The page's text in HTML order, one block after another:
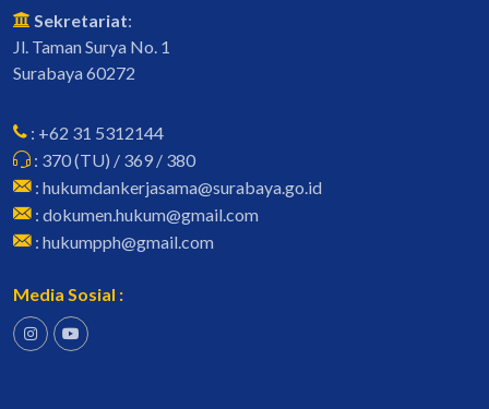
Sekretariat:
Jl. Taman Surya No. 1
Surabaya 60272
: +62 31 5312144
: 370 (TU) / 369 / 380
: hukumdankerjasama@surabaya.go.id
: dokumen.hukum@gmail.com
: hukumpph@gmail.com
Media Sosial :